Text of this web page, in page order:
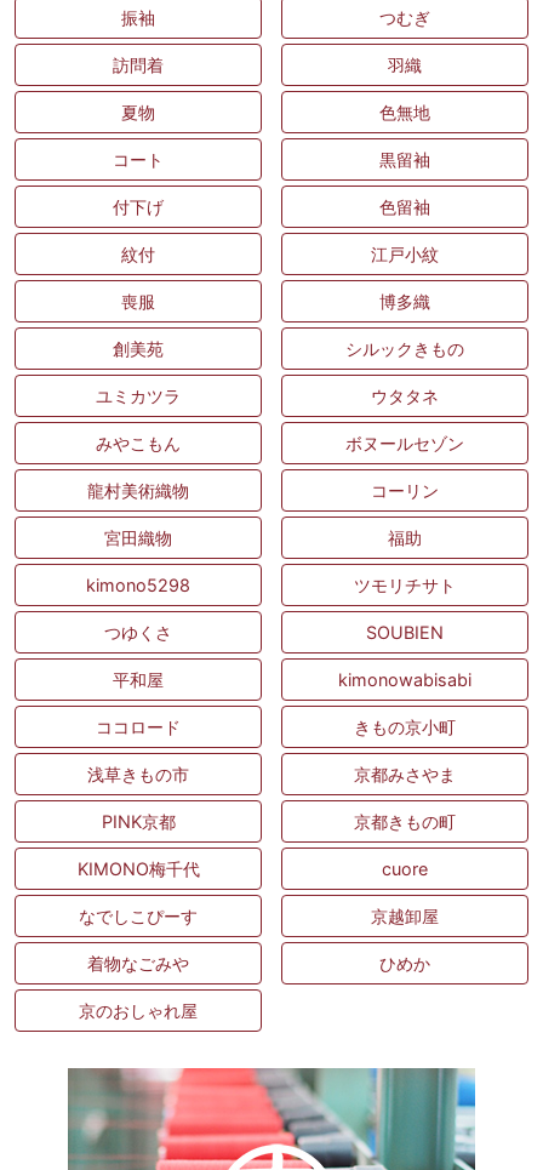
振袖 つむぎ
訪問着 羽織
夏物 色無地
コート 黒留袖
付下げ 色留袖
紋付 江戸小紋
喪服 博多織
創美苑 シルックきもの
ユミカツラ ウタタネ
みやこもん ボヌールセゾン
龍村美術織物 コーリン
宮田織物 福助
kimono5298 ツモリチサト
つゆくさ SOUBIEN
平和屋 kimonowabisabi
ココロード きもの京小町
浅草きもの市 京都みさやま
PINK京都 京都きもの町
KIMONO梅千代 cuore
なでしこぴーす 京越卸屋
着物なごみや ひめか
京のおしゃれ屋